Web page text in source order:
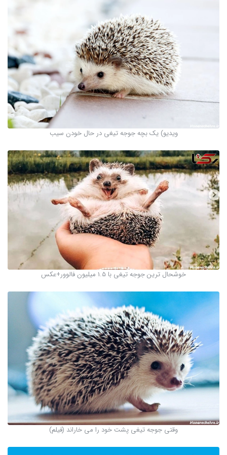
ویدیو) یک بچه جوجه تیغی در حال خودن سیب
خوشحال ترین جوجه تیغی با 1.5 میلیون فالوور+عکس
وقتی جوجه تیغی پشت خود را می خاراند (فیلم)